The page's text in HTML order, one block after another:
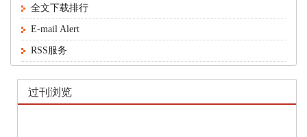
全文下载排行
E-mail Alert
RSS服务
过刊浏览